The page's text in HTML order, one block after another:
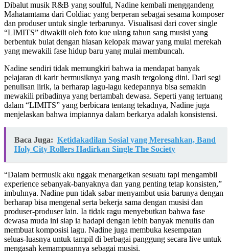
Dibalut musik R&B yang soulful, Nadine kembali menggandeng
Mahatamtama dari Coldiac yang berperan sebagai sesama komposer
dan produser untuk single terbarunya. Visualisasi dari cover single
“LIMITS” diwakili oleh foto kue ulang tahun sang musisi yang
berbentuk bulat dengan hiasan kelopak mawar yang mulai merekah
yang mewakili fase hidup baru yang mulai membuncah.
Nadine sendiri tidak memungkiri bahwa ia mendapat banyak
pelajaran di karir bermusiknya yang masih tergolong dini. Dari segi
penulisan lirik, ia berharap lagu-lagu kedepannya bisa semakin
mewakili pribadinya yang bertambah dewasa. Seperti yang tertuang
dalam “LIMITS” yang berbicara tentang tekadnya, Nadine juga
menjelaskan bahwa impiannya dalam berkarya adalah konsistensi.
Baca Juga: Ketidakadilan Sosial yang Meresahkan, Band
Holy City Rollers Hadirkan Single The Society
“Dalam bermusik aku nggak menargetkan sesuatu tapi mengambil
experience sebanyak-banyaknya dan yang penting tetap konsisten,”
imbuhnya. Nadine pun tidak sabar menyambut usia barunya dengan
berharap bisa mengenal serta bekerja sama dengan musisi dan
produser-produser lain. Ia tidak ragu menyebutkan bahwa fase
dewasa muda ini siap ia hadapi dengan lebih banyak menulis dan
membuat komposisi lagu. Nadine juga membuka kesempatan
seluas-luasnya untuk tampil di berbagai panggung secara live untuk
mengasah kemampuannya sebagai musisi.